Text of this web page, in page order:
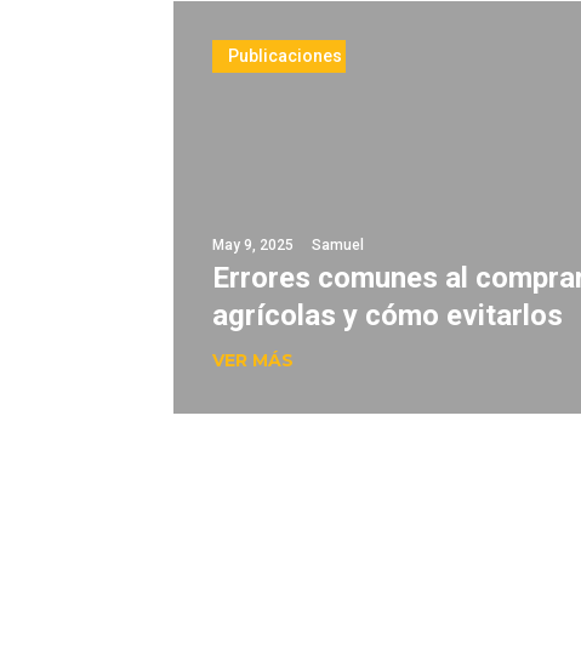
Publicaciones
May 9, 2025 Samuel
Errores comunes al
agrícolas y cómo evitarlos
VER MÁS